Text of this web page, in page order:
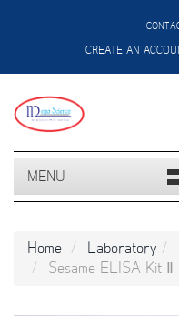
CREATE AN
MENU
Home Laboratory
Sesame ELISA Kit Ⅱ